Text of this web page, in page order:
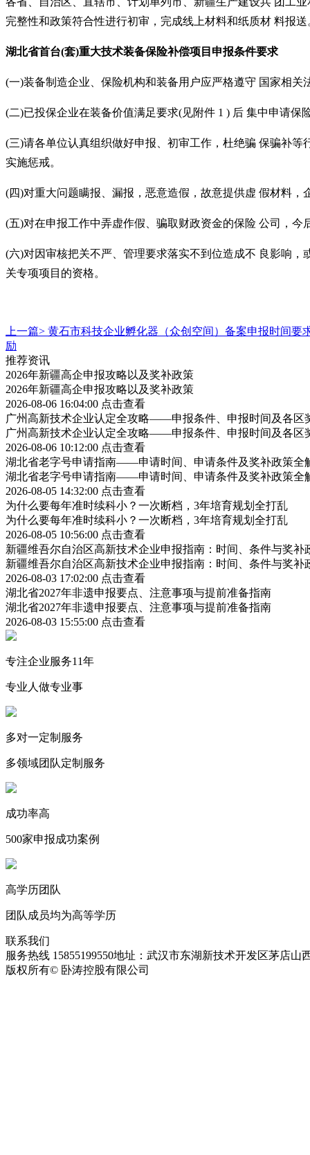
完整性和政策符合性进行初审，完成线上材料和纸质材 料报送
湖北省首台(套)重大技术装备保险补偿项目申报条件要求
(一)装备制造企业、保险机构和装备用户应严格遵守 国家相
(二)已投保企业在装备价值满足要求(见附件 1 ) 后 集中申请
(三)请各单位认真组织做好申报、初审工作，杜绝骗 保骗补
实施惩戒。
(四)对重大问题瞒报、漏报，恶意造假，故意提供虚 假材料
(五)对在申报工作中弄虚作假、骗取财政资金的保险 公司，
(六)对因审核把关不严、管理要求落实不到位造成不 良影响
关专项项目的资格。
上一篇> 黄石市科技企业孵化器（众创空间）备案申报时间要
励
推荐资讯
2026年新疆高企申报攻略以及奖补政策
2026年新疆高企申报攻略以及奖补政策
2026-08-06 16:04:00 点击查看
广州高新技术企业认定全攻略——申报条件、申报时间及各区
广州高新技术企业认定全攻略——申报条件、申报时间及各区
2026-08-06 10:12:00 点击查看
湖北省老字号申请指南——申请时间、申请条件及奖补政策全
湖北省老字号申请指南——申请时间、申请条件及奖补政策全
2026-08-05 14:32:00 点击查看
为什么要每年准时续科小？一次断档，3年培育规划全打乱
为什么要每年准时续科小？一次断档，3年培育规划全打乱
2026-08-05 10:56:00 点击查看
新疆维吾尔自治区高新技术企业申报指南：时间、条件与奖补
新疆维吾尔自治区高新技术企业申报指南：时间、条件与奖补
2026-08-03 17:02:00 点击查看
湖北省2027年非遗申报要点、注意事项与提前准备指南
湖北省2027年非遗申报要点、注意事项与提前准备指南
2026-08-03 15:55:00 点击查看
专注企业服务11年
专业人做专业事
多对一定制服务
多领域团队定制服务
成功率高
500家申报成功案例
高学历团队
团队成员均为高等学历
联系我们
服务热线 15855199550地址：武汉市东湖新技术开发区茅店山
版权所有© 卧涛控股有限公司